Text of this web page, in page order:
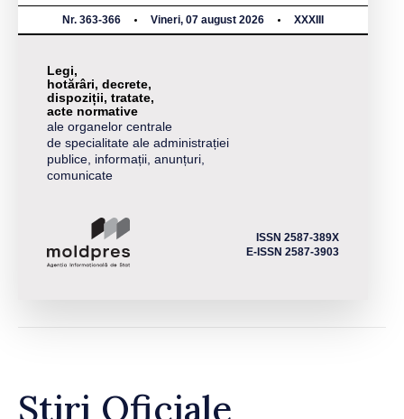
Nr. 363-366 Vineri, 07 august 2026 XXXIII
Legi,
hotărâri, decrete,
dispoziții, tratate,
acte normative
ale organelor centrale
de specialitate ale administrației
publice, informații, anunțuri,
comunicate
ISSN 2587-389X
E-ISSN 2587-3903
Știri Oficiale